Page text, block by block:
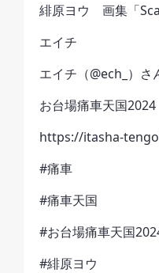
緋原ヨウ 画集「
エイチ
エイチ（@ech_）さ
お台場痛車天国2024
https://itasha-
#痛車
#痛車天国
#お台場痛車天国
#緋原ヨウ